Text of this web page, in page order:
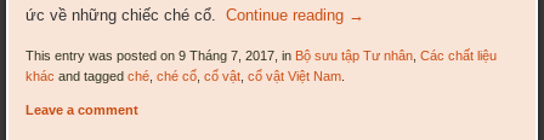
ức về những chiếc ché cổ.Continue reading →
This entry was posted on 9 Tháng 7, 2017, in Bộ sưu tập Tư nhân ,Các chất liệu
khác and taggedché ,ché cổ ,cổ vật ,cổ vật Việt Nam
Leave a comment